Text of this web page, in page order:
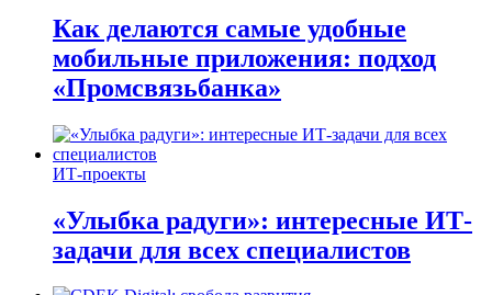
Как делаются самые удобные
мобильные приложения: подход
«Промсвязьбанка»
ИТ-проекты
«Улыбка радуги»: интересные ИТ-
задачи для всех специалистов